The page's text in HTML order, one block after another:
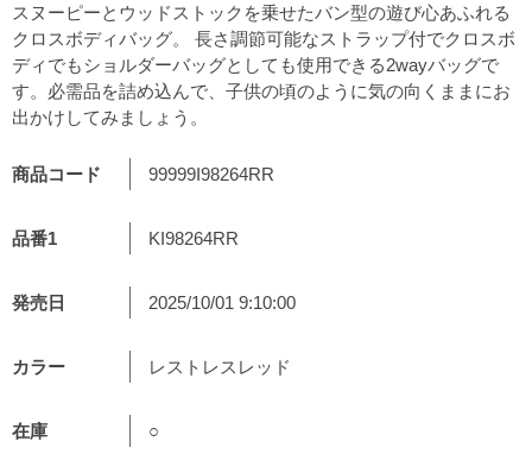
商品コード 99999I98264RR
品番1 KI98264RR
発売日 2025/10/01 9:10:00
カラー レストレスレッド
在庫 ○
スヌーピーとウッドストックを乗せたバン型の遊び心あふれる
クロスボディバッグ。 長さ調節可能なストラップ付でクロスボ
ディでもショルダーバッグとしても使用できる2wayバッグで
す。必需品を詰め込んで、子供の頃のように気の向くままにお
出かけしてみましょう。